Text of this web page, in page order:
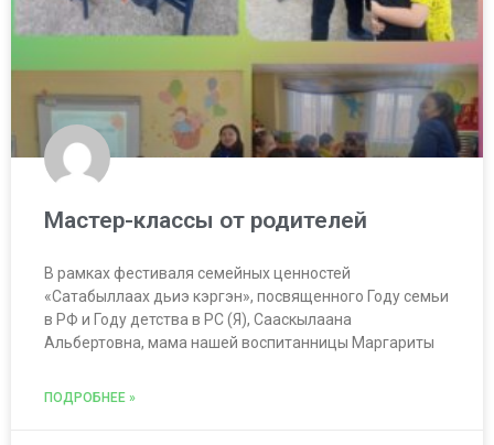
Мастер-классы от родителей
В рамках фестиваля семейных ценностей
«Сатабыллаах дьиэ кэргэн», посвященного Году семьи
в РФ и Году детства в РС (Я), Сааскылаана
Альбертовна, мама нашей воспитанницы Маргариты
ПОДРОБНЕЕ »